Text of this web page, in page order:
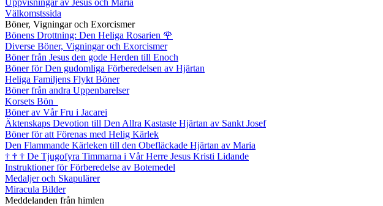
Välkomstssida
Böner, Vigningar och Exorcismer
Bönens Drottning: Den Heliga Rosarien 🌹
Diverse Böner, Vigningar och Exorcismer
Böner från Jesus den gode Herden till Enoch
Böner för Den gudomliga Förberedelsen av Hjärtan
Heliga Familjens Flykt Böner
Böner från andra Uppenbarelser
Korsets Bön
Böner av Vår Fru i Jacarei
Äktenskaps Devotion till Den Allra Kastaste Hjärtan av Sankt Josef
Böner för att Förenas med Helig Kärlek
Den Flammande Kärleken till den Obefläckade Hjärtan av Maria
† † † De Tjugofyra Timmarna i Vår Herre Jesus Kristi Lidande
Instruktioner för Förberedelse av Botemedel
Medaljer och Skapulärer
Miracula Bilder
Meddelanden från himlen